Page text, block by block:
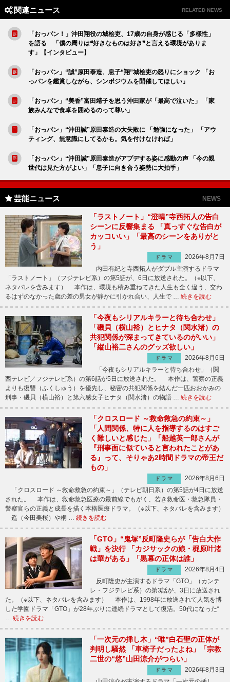
関連ニュース RELATED NEWS
「おっパン！」沖田翔役の城桧吏、17歳の自身が感じる「多様性」
を語る 「僕の周りは❝好きなものは好き❞と言える環境がありま
す」【インタビュー】
「おっパン」“誠”原田泰造、息子“翔”城桧吏の怒りにショック 「お
っパンを鑑賞しながら、シンポジウムを開催してほしい」
「おっパン」“美香”富田靖子を思う沖田家が「最高で泣いた」 「家
族みんなで食卓を囲めるのって尊い」
「おっパン」“沖田誠”原田泰造の大失敗に 「勉強になった」 「アウ
ティング、無意識にしてるかも。気を付けなければ」
「おっパン」“沖田誠”原田泰造がアプデする姿に感動の声 「今の親
世代は見た方がよい」「息子に向き合う姿勢に大拍手」
芸能ニュース NEWS
「ラストノート」“澄晴”寺西拓人の告白
シーンに反響集まる 「真っすぐな告白が
カッコいい」「最高のシーンをありがと
う」
ドラマ
2026年8月7日
内田有紀と寺西拓人がダブル主演するドラマ
「ラストノート」（フジテレビ系）の第5話が、6日に放送された。（※以下、
ネタバレを含みます） 本作は、環境も積み重ねてきた人生も全く違う、交わ
るはずのなかった歳の差の男女が静かに引かれ合い、人生で … 続きを読む
「今夜もシリアルキラーと待ち合わせ」
「磯貝（横山裕）とヒナタ（関水渚）の
共犯関係が深まってきているのがいい」
「縦山裕二さんのグッズ欲しい」
ドラマ
2026年8月6日
「今夜もシリアルキラーと待ち合わせ」（関
西テレビ／フジテレビ系）の第6話が5日に放送された。 本作は、警察の正義
よりも復讐（ふくしゅう）を優先し、秘密の共犯関係を結んだ一匹おおかみの
刑事・磯貝（横山裕）と第六感女子ヒナタ（関水渚）の物語 … 続きを読む
「クロスロード ～救命救急の約束～」
「人間関係、特に人を指導するのはすご
く難しいと感じた」「船越英一郎さんが
『刑事面に似ていると言われたことがあ
る』って、そりゃあ2時間ドラマの帝王だ
もの」
ドラマ
2026年8月6日
「クロスロード ～救命救急の約束～」（テレビ朝日系）の第5話が4日に放送
された。 本作は、救命救急医療の最前線でもがく、若き救命医・救急隊員・
警察官らの正義と成長を描く本格医療ドラマ。（※以下、ネタバレを含みます）
遥（今田美桜）や桐 … 続きを読む
「GTO」“鬼塚”反町隆史らが「告白大作
戦」を決行 「カジサックの娘・梶原叶渚
は華がある」「黒幕の正体は誰」
ドラマ
2026年8月4日
反町隆史が主演するドラマ「GTO」（カンテ
レ・フジテレビ系）の第3話が、3日に放送され
た。（※以下、ネタバレを含みます） 本作は、1998年に放送されて人気を博
した学園ドラマ「GTO」が28年ぶりに連続ドラマとして復活。50代になった“
… 続きを読む
「一次元の挿し木」“唯”白石聖の正体が
判明し騒然 「車椅子だったよね」「宗教
二世の“悠”山田涼介がつらい」
ドラマ
2026年8月3日